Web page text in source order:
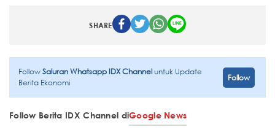
SHARE
FollowSaluran Whatsapp IDX Channeluntuk Update
Berita Ekonomi
Follow
Follow Berita IDX Channel diGoogle News